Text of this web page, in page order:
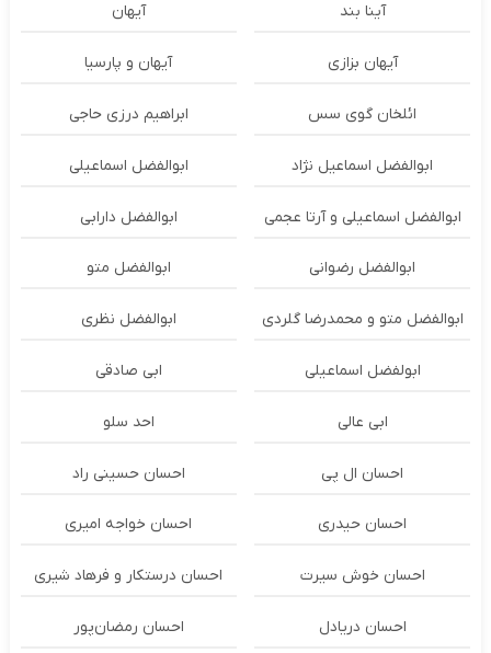
آینا بند آیهان
آیهان بزازی آیهان و پارسیا
ائلخان گوی سس ابراهیم درزی حاجی
ابوالفضل اسماعیل نژاد ابوالفضل اسماعیلی
ابوالفضل اسماعیلی و آرتا عجمی ابوالفضل دارابی
ابوالفضل رضوانی ابوالفضل متو
ابوالفضل متو و محمدرضا گلردی ابوالفضل نظری
ابولفضل اسماعیلی ابی صادقی
ابی عالی احد سلو
احسان ال پی احسان حسینی راد
احسان حیدری احسان خواجه امیری
احسان خوش سیرت احسان درستكار و فرهاد شيرى
احسان دریادل احسان رمضان‌پور